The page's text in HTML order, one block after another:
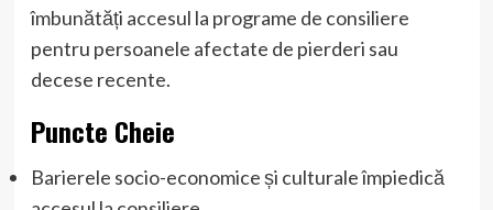
îmbunătăți accesul la programe de consiliere
pentru persoanele afectate de pierderi sau
decese recente.
Puncte Cheie
Barierele socio-economice și culturale împiedică